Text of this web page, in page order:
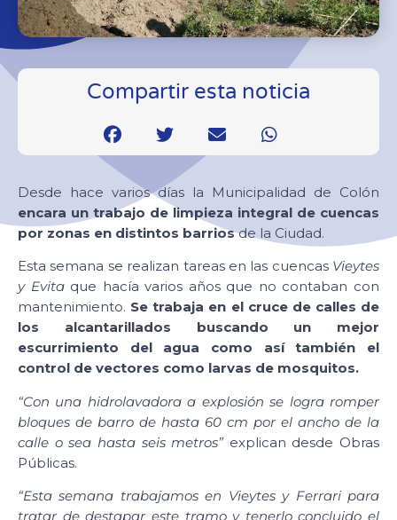
Compartir esta noticia
Desde hace varios días la Municipalidad de Colón
encara un trabajo de limpieza integral de cuencas
por zonas en distintos barriosde la Ciudad.
Esta semana se realizan tareas en las cuencas Vieytes
y Evitaque hacía varios años que no contaban con
mantenimiento. Se trabaja en el cruce de calles de
los alcantarillados buscando un mejor
escurrimiento del agua como así también el
control de vectores como larvas de mosquitos.
“Con una hidrolavadora a explosión se logra romper
bloques de barro de hasta 60 cm por el ancho de la
calle o sea hasta seis metros”explican desde Obras
Públicas.
“Esta semana trabajamos en Vieytes y Ferrari para
tratar de destapar este tramo y tenerlo concluido el